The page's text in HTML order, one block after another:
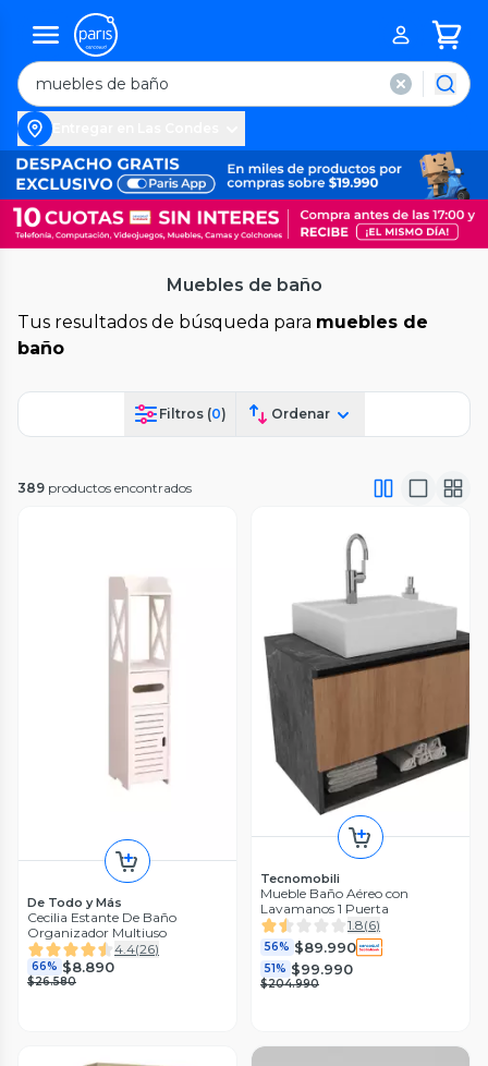
Muebles de baño
Tus resultados de búsqueda para muebles de
baño
Filtros (0) Ordenar
389 productos encontrados
De Todo y Más
Cecilia Estante De Baño
Organizador Multiuso
4.4(26)
66% $8.890
$26.580
Tecnomobili
Mueble Baño Aéreo con
Lavamanos 1 Puerta
1.8(6)
56% $89.990
51% $99.990
$204.990